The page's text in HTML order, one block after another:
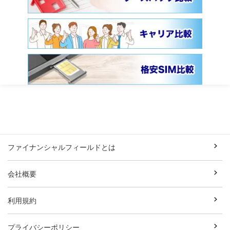
ファイナンシャルフィールドとは
会社概要
利用規約
プライバシーポリシー